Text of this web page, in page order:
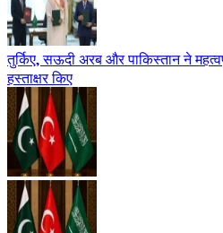
तुर्किए, सऊदी अरब और पाकिस्तान ने
हस्ताक्षर किए